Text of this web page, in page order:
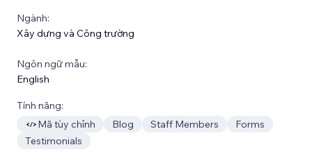
Ngành:
Xây dựng và Công trường
Ngôn ngữ mẫu:
English
Tính năng:
Mã tùy chỉnh
Blog Staff Members
Forms
Testimonials